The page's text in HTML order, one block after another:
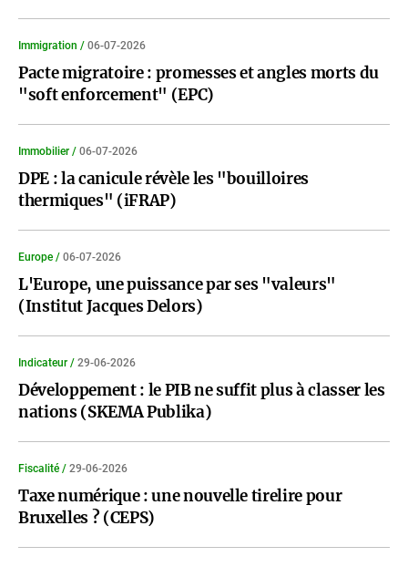
Immigration / 06-07-2026
Pacte migratoire : promesses et angles morts du
"soft enforcement" (EPC)
Immobilier / 06-07-2026
DPE : la canicule révèle les "bouilloires
thermiques" (iFRAP)
Europe / 06-07-2026
L'Europe, une puissance par ses "valeurs"
(Institut Jacques Delors)
Indicateur / 29-06-2026
Développement : le PIB ne suffit plus à classer les
nations (SKEMA Publika)
Fiscalité / 29-06-2026
Taxe numérique : une nouvelle tirelire pour
Bruxelles ? (CEPS)